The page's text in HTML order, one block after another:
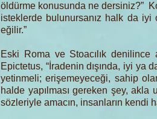
öldürme konusunda ne dersiniz?”
isteklerde bulunursanız halk da
eğilir.”
Eski Roma ve Stoacılık
Epictetus, “İradenin dışında, iyi ya
yetinmeli; erişemeyeceği, sahip
halde yapılması gereken şey, akla
sözleriyle amacın, insanların kendi